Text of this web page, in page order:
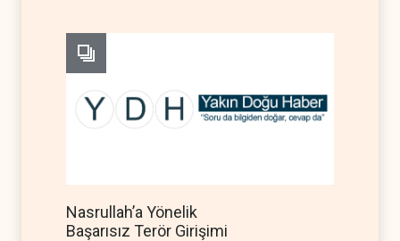
Nasrullah’a Yönelik
Başarısız Terör Girişimi